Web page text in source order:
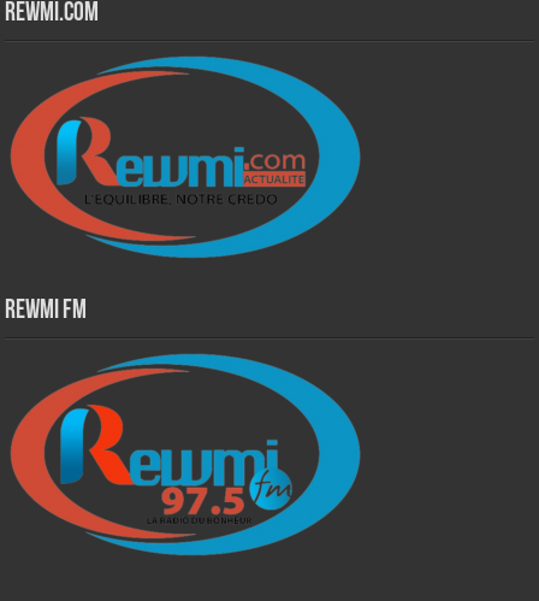
Rewmi.Com
Rewmi Fm